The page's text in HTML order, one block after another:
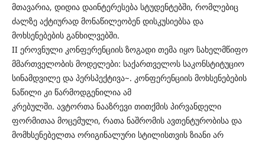
მთავარია, დიდია დაინტერესება სტუდენტებში, რომლებიც
ძალზე აქტიურად მონაწილეობენ დისკუსიებსა და
მოხსენებების განხილვებში.
II ეროვნული კონფერენციის ზოგადი თემა იყო `სახელმწიფო
მმართველობის მოდელები: საქართველოს საკონსტიტუციო
სინამდვილე და პერსპექტივა~. კონფერენციის მოხსენებების
ნაწილი კი წარმოდგენილია ამ
კრებულში. ავტორთა ნააზრევი თითქმის პირვანდელი
ფორმითაა მოცემული, რათა ნაშრომის ავთენტურობისა და
მომხსენებელთა ორიგინალური სტილისთვის ზიანი არ